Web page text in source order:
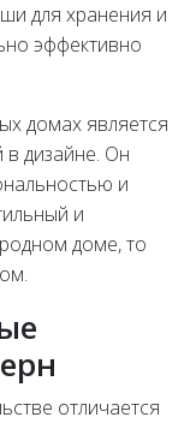
для хранения и
эффективно
домах является
дизайне. Он
и
и
доме, то
отличается